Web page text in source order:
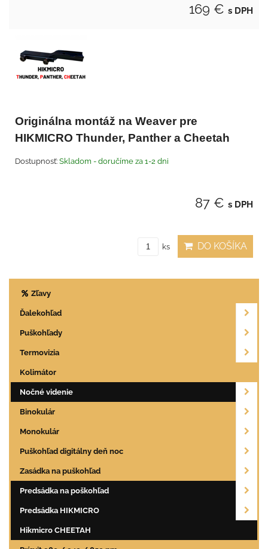
169 € s DPH
Originálna montáž na Weaver pre
HIKMICRO Thunder, Panther a Cheetah
Dostupnosť: Skladom - doručíme za 1-2 dni
87 € s DPH
ks DO KOŠÍKA
Zľavy
Ďalekohľad
Puškohľady
Termovizia
Kolimátor
Nočné videnie
Binokulár
Monokulár
Puškohľad digitálny deň noc
Zasádka na puškohľad
Predsádka na poškohľad
Predsádka HIKMICRO
Hikmicro CHEETAH